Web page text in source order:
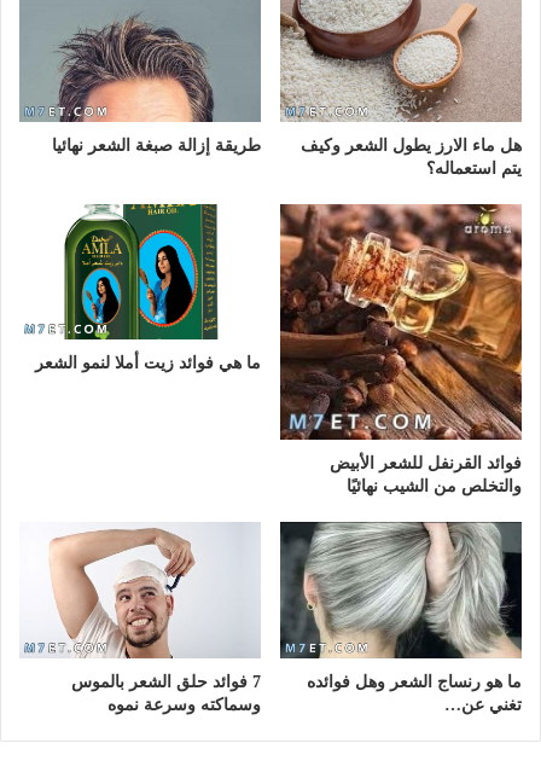
هل ماء الارز يطول الشعر وكيف
يتم استعماله؟
طريقة إزالة صبغة الشعر نهائيا
فوائد القرنفل للشعر الأبيض
والتخلص من الشيب نهائيًا
ما هي فوائد زيت أملا لنمو الشعر
ما هو رنساج الشعر وهل فوائده
تغني عن…
7 فوائد حلق الشعر بالموس
وسماكته وسرعة نموه